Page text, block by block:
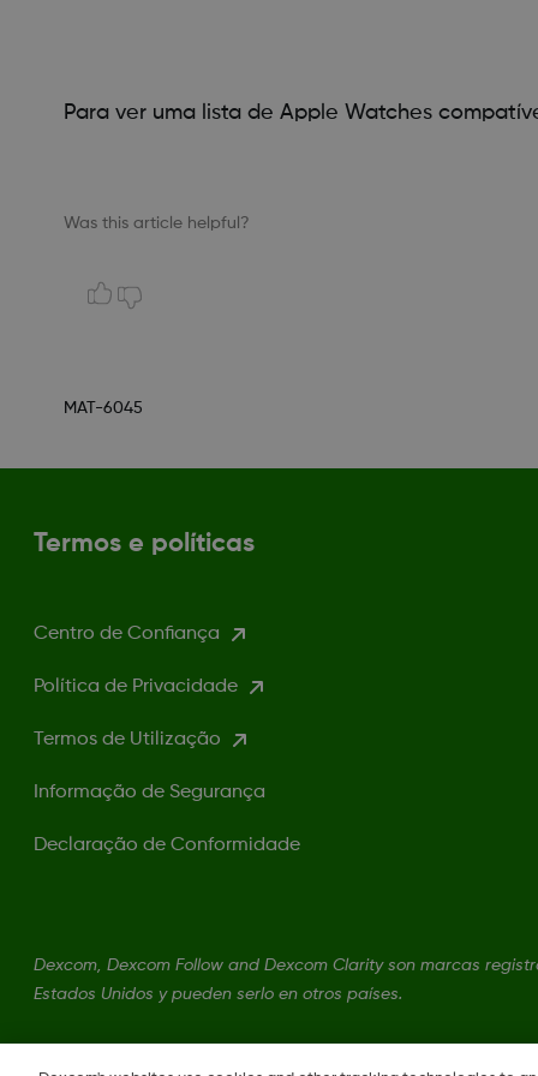
Para ver uma lista de Apple Watches
Was this article helpful?
MAT-6045
Termos e políticas
Centro de Confiança
Política de Privacidade
Termos de Utilização
Informação de Segurança
Declaração de Conformidade
Dexcom, Dexcom Follow and Dexcom Clarity son marcas
Estados Unidos y pueden serlo en otros países.